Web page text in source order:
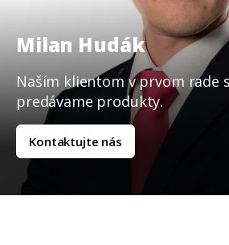
Milan Hudák
Naším klientom v prvom rade
predávame produkty.
Kontaktujte nás